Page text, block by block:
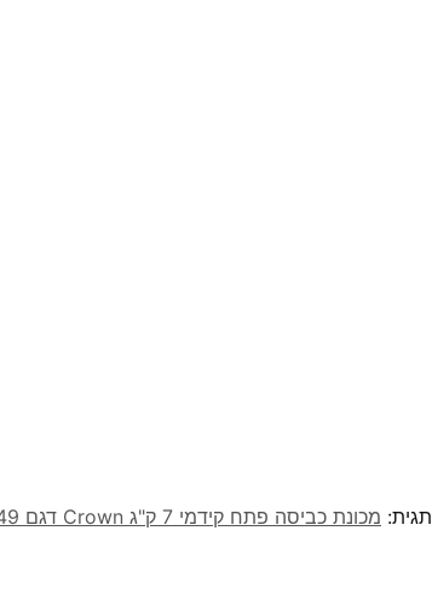
תגית: מכונת כביסה ‏פתח קידמי 7 ‏ק"ג Crown דגם CRW1049